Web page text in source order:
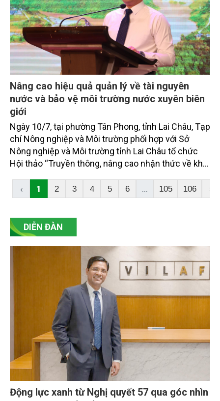
doanh nghiệp ở các tỉnh miền núi phía Bắc.
Nâng cao hiệu quả quản lý về tài nguyên
nước và bảo vệ môi trường nước xuyên biên
giới
Ngày 10/7, tại phường Tân Phong, tỉnh Lai Châu, Tạp
chí Nông nghiệp và Môi trường phối hợp với Sở
Nông nghiệp và Môi trường tỉnh Lai Châu tổ chức
Hội thảo “Truyền thông, nâng cao nhận thức về khai
trường nước xuyên biên giới”. Hội thảo là cơ sở
quan trọng để hoàn thiện các giải pháp truyền
nước về tài nguyên nước, bảo đảm an ninh nguồn
nước quốc gia và phát triển bền vững.
‹ 1 2 3 4 5 6 ... 105 106 ›
DIỄN ĐÀN
Động lực xanh từ Nghị quyết 57 qua góc nhìn